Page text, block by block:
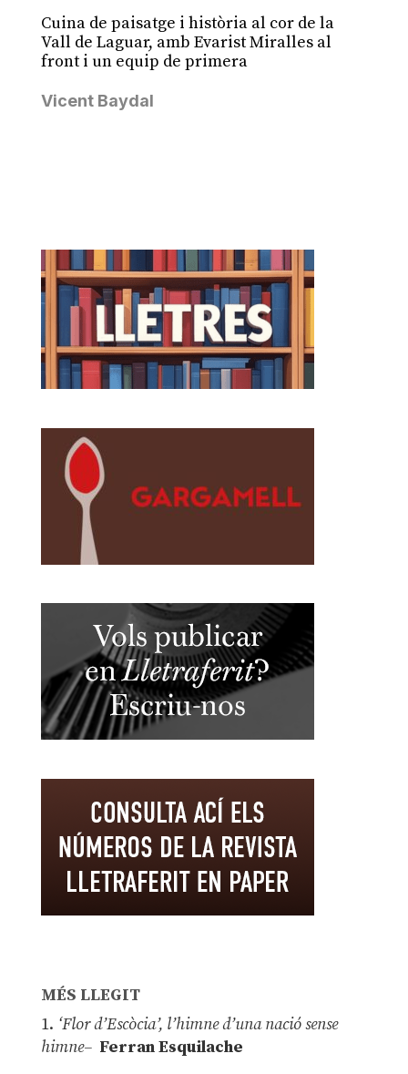
Cuina de paisatge i història al cor de la
Vall de Laguar, amb Evarist Miralles al
front i un equip de primera
Vicent Baydal
MÉS LLEGIT
1. ‘Flor d’Escòcia’, l’himne d’una nació sense
himne– Ferran Esquilache